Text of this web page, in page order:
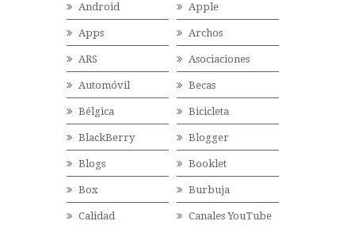
Android Apple
Apps Archos
ARS Asociaciones
Automóvil Becas
Bélgica Bicicleta
BlackBerry Blogger
Blogs Booklet
Box Burbuja
Calidad Canales YouTube